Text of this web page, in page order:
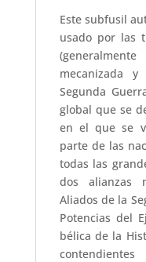
Este subfusil
usado por las
mecanizada
Segunda
global que se
en el que se
parte de las
todas las
dos alianzas
Aliados de la
Potencias del
bélica de la